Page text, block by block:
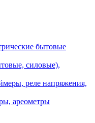
бытовые
силовые),
реле напряжения,
ареометры